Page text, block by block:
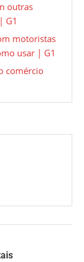
outras
G1
motoristas
usar | G1
comércio